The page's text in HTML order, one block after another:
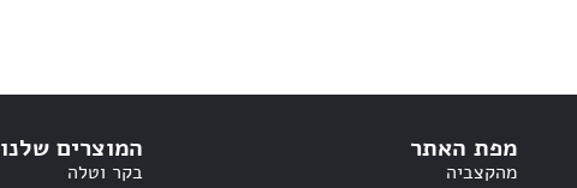
מפת האתר
מהקצביה
המוצרים שלנו
בקר וטלה